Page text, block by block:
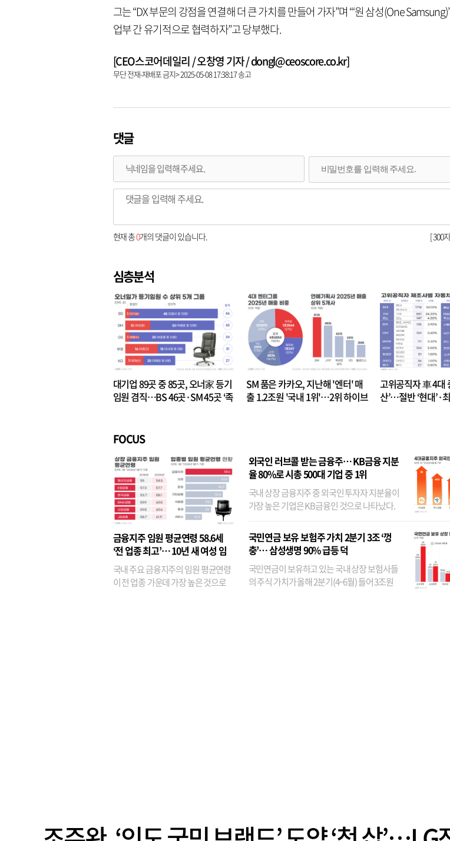
그는 “DX 부문의 강점을 연결해 더 큰 가치를 만들어 가자”며 “‘원 삼성(One
업부 간 유기적으로 협력하자”고 당부했다.
[CEO스코어데일리 / 오창영 기자 / dongl@ceoscore.co.kr]
무단 전재-재배포 금지> 2025-05-08 17:38:17 송고
댓글
[ 300
현재 총0개의 댓글이 있습니다.
심층분석
대기업 89곳 중 85곳, 오너家 등기
임원 겸직…BS 46곳·SM 45곳 ‘족
SM 품은 카카오, 지난해 '엔터' 매
출 1.2조원 '국내 1위'…2위 하이브
고위공직자 車 4대
산’…절반 ‘현대’·
FOCUS
금융지주 임원 평균연령 58.6세
‘전 업종 최고’… 10년 새 여성 임
원은 14배 껑충
국내 주요 금융지주의 임원 평균연령
이 전 업종 가운데 가장 높은 것으로
외국인 러브콜 받는 금융주… KB금융 지분
율 80%로 시총 500대 기업 중 1위
국내 상장 금융지주 중 외국인 투자자 지분율이
가장 높은 기업은 KB금융인 것으로 나타났다.
융이었다. 특히 KB금융은 지난달 말 기준 해외
기관투자자 지분율이...
국민연금 보유 보험주 가치 2분기 3조 ‘껑
충’… 삼성생명 90% 급등 덕
국민연금이 보유하고 있는 국내 상장 보험사들
의 주식 가치가 올해 2분기(4~6월) 들어 3조원